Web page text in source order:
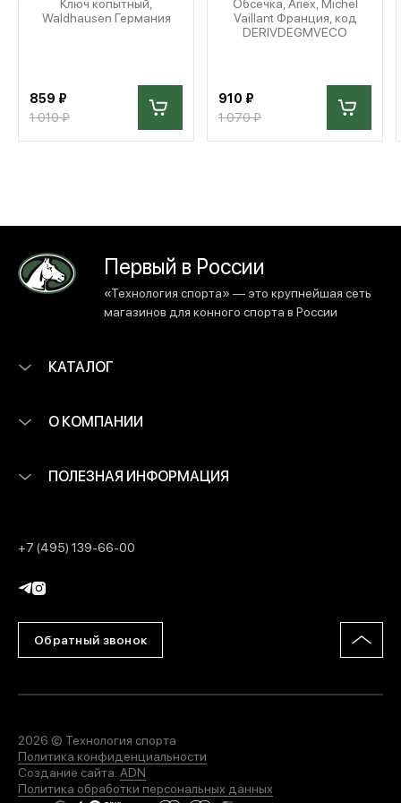
Waldhausen Германия
859 ₽
1 010 ₽
Vaillant Франция, код
DERIVDEGMVECO
910 ₽
1 070 ₽
Первый в России
«Технология спорта» — это крупнейшая сеть
магазинов для конного спорта в России
КАТАЛОГ
О КОМПАНИИ
ПОЛЕЗНАЯ ИНФОРМАЦИЯ
+7 (495) 139-66-00
Обратный звонок
2026 © Технология спорта
Политика конфиденциальности
Создание сайта: ADN
Политика обработки персональных данных